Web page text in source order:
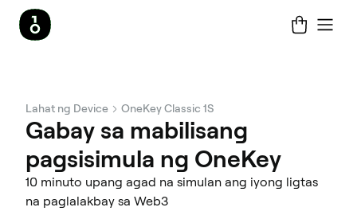
Lahat ng Device OneKey Classic 1S
Gabay sa mabilisang
pagsisimula ng OneKey
10 minuto upang agad na simulan ang iyong ligtas
na paglalakbay sa Web3